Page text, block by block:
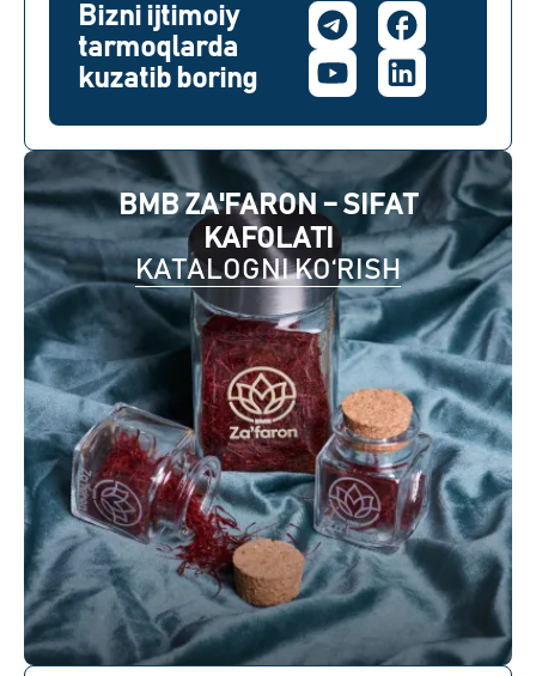
BMB ZA'FARON – SIFAT
KAFOLATI
KATALOGNI KO‘RISH
Bizni ijtimoiy
tarmoqlarda
kuzatib boring